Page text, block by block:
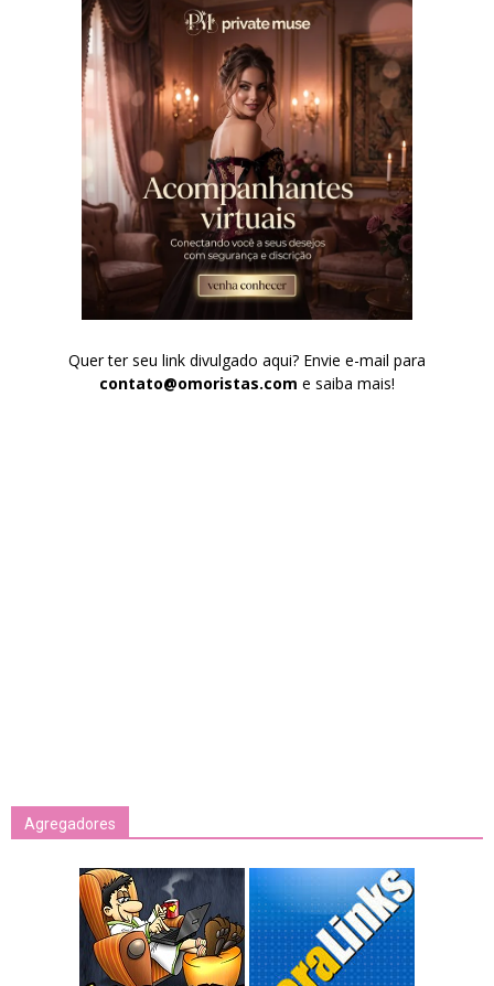
Quer ter seu link divulgado aqui? Envie e-mail para
contato@omoristas.com e saiba mais!
Agregadores